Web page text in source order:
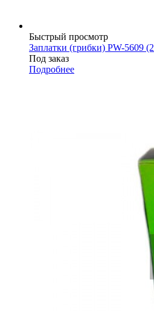
Быстрый просмотр
Заплатки (грибки) PW-5609
Под заказ
Подробнее